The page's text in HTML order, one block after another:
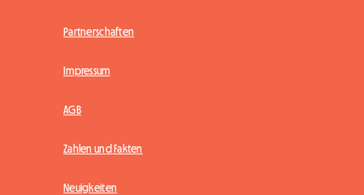
Partnerschaften
Impressum
AGB
Zahlen und Fakten
Neuigkeiten